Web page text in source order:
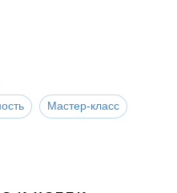
Мастер-класс